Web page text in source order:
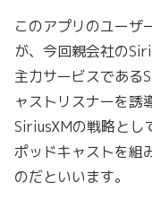
このアプリのユーザ
が、今回親会社の
主力サービスである
ャストリスナーを誘
SiriusXMの戦略とし
ポッドキャストを組
のだといいます。